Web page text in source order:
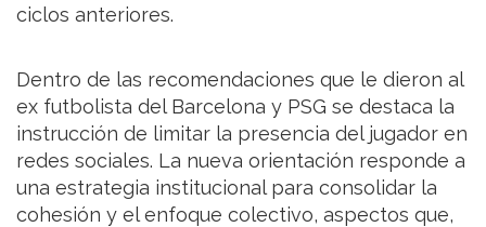
ciclos anteriores.
Dentro de las recomendaciones que le dieron al
ex futbolista del Barcelona y PSG se destaca la
instrucción de limitar la presencia del jugador en
redes sociales. La nueva orientación responde a
una estrategia institucional para consolidar la
cohesión y el enfoque colectivo, aspectos que,